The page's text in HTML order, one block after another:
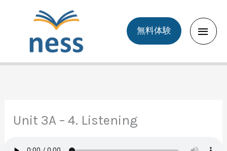
Main
無料体験
Unit 3A – 4. Listening